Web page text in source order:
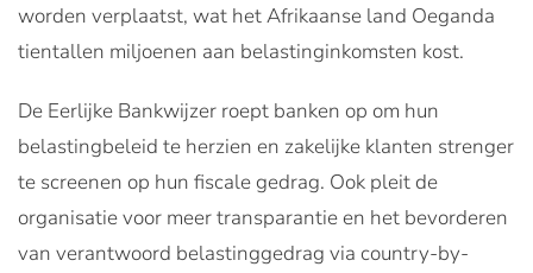
worden verplaatst, wat het Afrikaanse land Oeganda
tientallen miljoenen aan belastinginkomsten kost.
De Eerlijke Bankwijzer roept banken op om hun
belastingbeleid te herzien en zakelijke klanten strenger
te screenen op hun fiscale gedrag. Ook pleit de
organisatie voor meer transparantie en het bevorderen
van verantwoord belastinggedrag via country-by-